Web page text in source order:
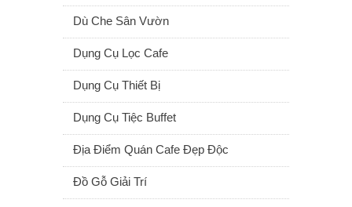
Dù Che Sân Vườn
Dụng Cụ Lọc Cafe
Dụng Cụ Thiết Bị
Dụng Cụ Tiệc Buffet
Địa Điểm Quán Cafe Đẹp Độc
Đồ Gỗ Giải Trí